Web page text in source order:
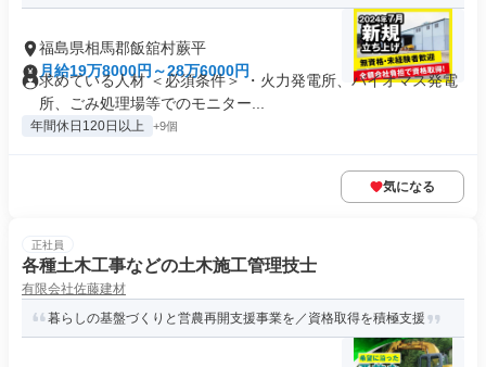
福島県相馬郡飯舘村蕨平
月給19万8000円～28万6000円
求めている人材 ＜必須条件＞ ・火力発電所、バイオマス発電
所、ごみ処理場等でのモニター...
年間休日120日以上 +9個
気になる
正社員
各種土木工事などの土木施工管理技士
有限会社佐藤建材
暮らしの基盤づくりと営農再開支援事業を／資格取得を積極支援